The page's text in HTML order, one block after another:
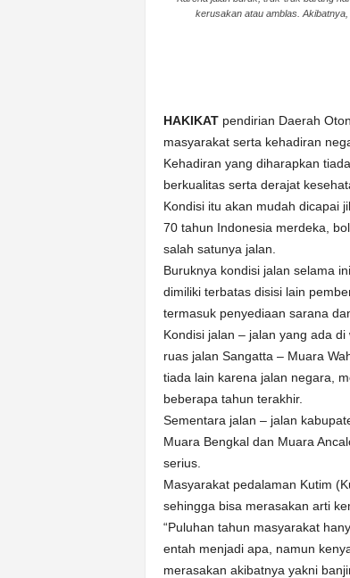
kerusakan atau amblas.
HAKIKAT pendirian Daerah
masyarakat serta kehadiran
Kehadiran yang diharapkan
berkualitas serta derajat
Kondisi itu akan mudah dicapai
70 tahun Indonesia merdeka,
salah satunya jalan.
Buruknya kondisi jalan selama
dimiliki terbatas disisi lain
termasuk penyediaan sarana
Kondisi jalan – jalan yang ada
ruas jalan Sangatta – Muara
tiada lain karena jalan negara,
beberapa tahun terakhir.
Sementara jalan – jalan
Muara Bengkal dan Muara
serius.
Masyarakat pedalaman Kutim
sehingga bisa merasakan arti
“Puluhan tahun masyarakat
entah menjadi apa, namun
merasakan akibatnya yakni